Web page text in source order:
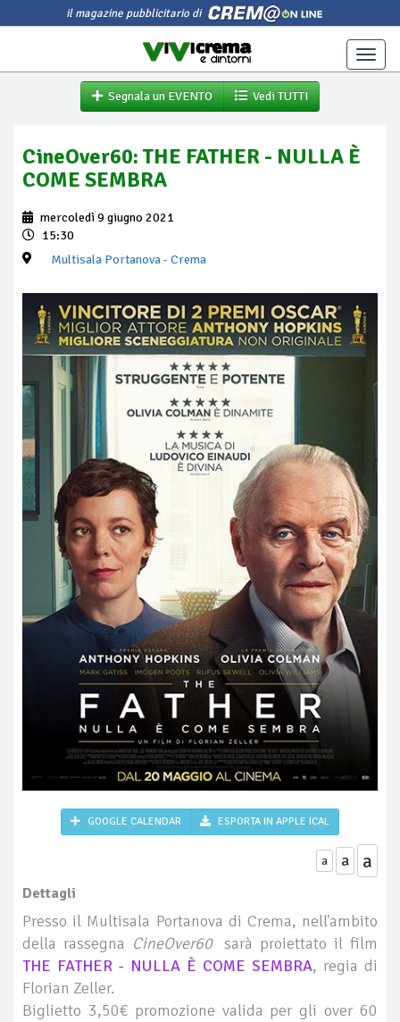
il magazine pubblicitario di
Toggle
Segnala un EVENTO
Vedi TUTTI
CineOver60: THE FATHER - NULLA È
COME SEMBRA
mercoledì 9 giugno 2021
15:30
Multisala Portanova- Crema
GOOGLE CALENDAR ESPORTA IN APPLE ICAL
a a a
Dettagli
Presso il Multisala Portanova di Crema, nell'ambito
della rassegna CineOver60 sarà proiettato il film
THE FATHER - NULLA È COME SEMBRA, regia di
Florian Zeller.
Biglietto 3,50€ promozione valida per gli over 60